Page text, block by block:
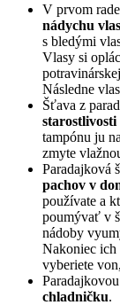
V prvom
nádychu
s bledými
Vlasy si
Následne
Šťava z
tampónu ju
zmyte
Paradajková
pachov v
používate a
poumývať v
nádoby
Nakoniec ich
vyberiete
chladničku.